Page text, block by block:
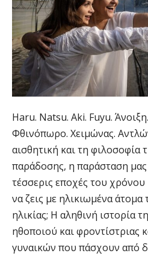
Haru. Natsu. Aki. Fuyu.
Φθινόπωρο. Χειμώνας.
αισθητική και τη φιλοσοφία
παράδοσης, η παράσταση μας
τέσσερις εποχές του χρόνου
να ζεις με ηλικιωμένα άτομα
ηλικίας; Η αληθινή ιστορία
ηθοποιού και φροντίστριας
γυναικών που πάσχουν από